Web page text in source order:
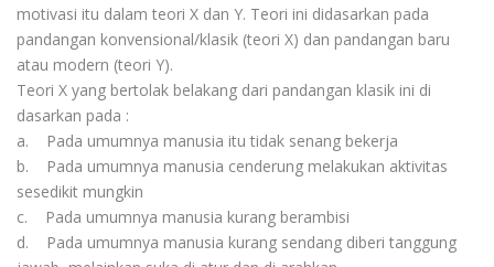
motivasi itu dalam teori X dan Y. Teori ini didasarkan pada
pandangan konvensional/klasik (teori X) dan pandangan baru
atau modern (teori Y).
Teori X yang bertolak belakang dari pandangan klasik ini di
dasarkan pada :
a. Pada umumnya manusia itu tidak senang bekerja
b. Pada umumnya manusia cenderung melakukan aktivitas
sesedikit mungkin
c. Pada umumnya manusia kurang berambisi
d. Pada umumnya manusia kurang sendang diberi tanggung